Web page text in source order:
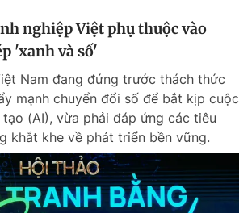
nghiệp Việt phụ thuộc vào
'xanh và số'
Nam đang đứng trước thách thức
mạnh chuyển đổi số để bắt kịp cuộc
(AI), vừa phải đáp ứng các tiêu
khắt khe về phát triển bền vững.